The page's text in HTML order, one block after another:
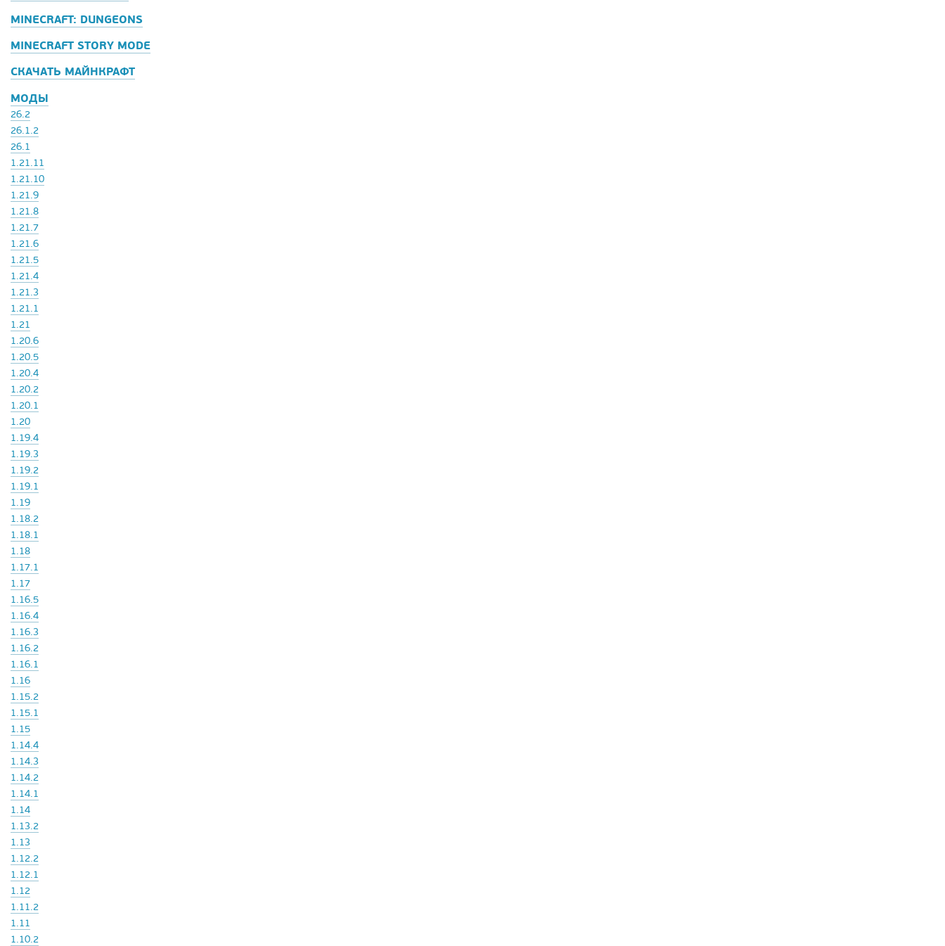
MINECRAFT: DUNGEONS
MINECRAFT STORY MODE
СКАЧАТЬ МАЙНКРАФТ
МОДЫ
26.2
26.1.2
26.1
1.21.11
1.21.10
1.21.9
1.21.8
1.21.7
1.21.6
1.21.5
1.21.4
1.21.3
1.21.1
1.21
1.20.6
1.20.5
1.20.4
1.20.2
1.20.1
1.20
1.19.4
1.19.3
1.19.2
1.19.1
1.19
1.18.2
1.18.1
1.18
1.17.1
1.17
1.16.5
1.16.4
1.16.3
1.16.2
1.16.1
1.16
1.15.2
1.15.1
1.15
1.14.4
1.14.3
1.14.2
1.14.1
1.14
1.13.2
1.13
1.12.2
1.12.1
1.12
1.11.2
1.11
1.10.2